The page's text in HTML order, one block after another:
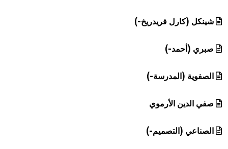
شينكل (كارل فريدريخ-)
صبري (أحمد-)
الصفوية (المدرسة-)
صفي الدين الأرموي
الصناعي (التصميم-)